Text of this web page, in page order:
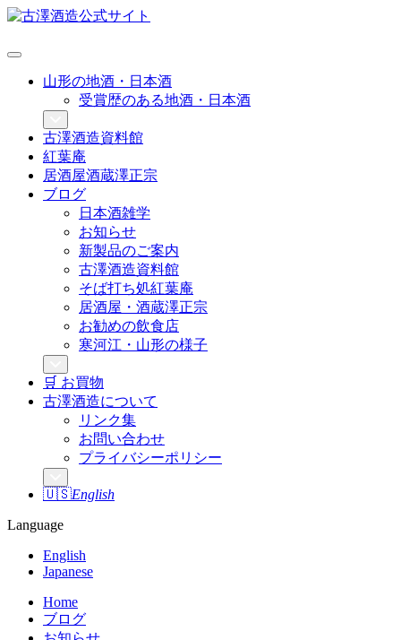
山形の地酒・日本酒
受賞歴のある地酒・日本酒
古澤酒造資料館
紅葉庵
居酒屋酒蔵澤正宗
ブログ
日本酒雑学
お知らせ
新製品のご案内
古澤酒造資料館
そば打ち処紅葉庵
居酒屋・酒蔵澤正宗
お勧めの飲食店
寒河江・山形の様子
🛒 お買物
古澤酒造について
リンク集
お問い合わせ
プライバシーポリシー
🇺🇸English
Language
English
Japanese
Home
ブログ